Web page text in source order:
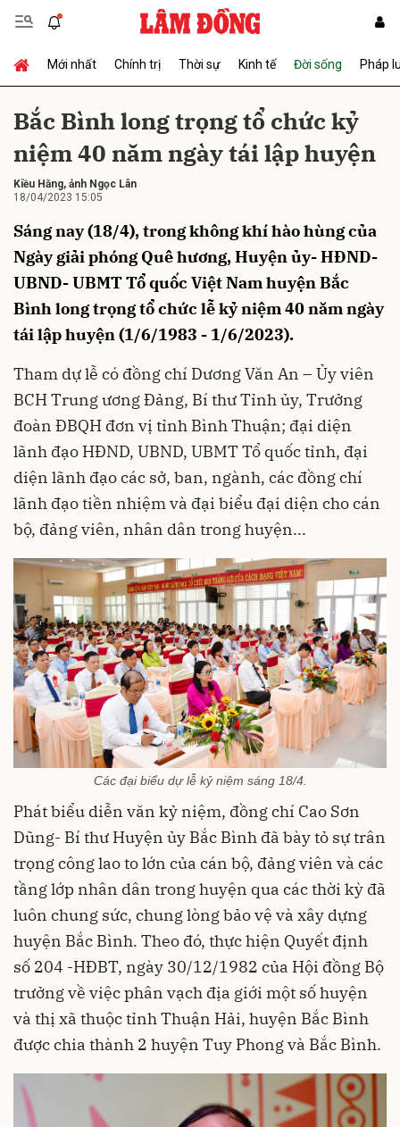
Mới nhất Chính trị Thời sự Kinh tế Đời sống Pháp
Bắc Bình long trọng tổ chức kỷ
niệm 40 năm ngày tái lập huyện
Kiều Hằng, ảnh Ngọc Lân
18/04/2023 15:05
Sáng nay (18/4), trong không khí hào hùng của
Ngày giải phóng Quê hương, Huyện ủy- HĐND-
UBND- UBMT Tổ quốc Việt Nam huyện Bắc
Bình long trọng tổ chức lễ kỷ niệm 40 năm ngày
tái lập huyện (1/6/1983 - 1/6/2023).
Tham dự lễ có đồng chí Dương Văn An – Ủy viên
BCH Trung ương Đảng, Bí thư Tỉnh ủy, Trưởng
đoàn ĐBQH đơn vị tỉnh Bình Thuận; đại diện
lãnh đạo HĐND, UBND, UBMT Tổ quốc tỉnh, đại
diện lãnh đạo các sở, ban, ngành, các đồng chí
lãnh đạo tiền nhiệm và đại biểu đại diện cho cán
bộ, đảng viên, nhân dân trong huyện...
Các đại biểu dự lễ kỷ niệm sáng 18/4.
Phát biểu diễn văn kỷ niệm, đồng chí Cao Sơn
Dũng- Bí thư Huyện ủy Bắc Bình đã bày tỏ sự trân
trọng công lao to lớn của cán bộ, đảng viên và các
tầng lớp nhân dân trong huyện qua các thời kỳ đã
luôn chung sức, chung lòng bảo vệ và xây dựng
huyện Bắc Bình. Theo đó, thực hiện Quyết định
số 204 -HĐBT, ngày 30/12/1982 của Hội đồng Bộ
trưởng về việc phân vạch địa giới một số huyện
và thị xã thuộc tỉnh Thuận Hải, huyện Bắc Bình
được chia thành 2 huyện Tuy Phong và Bắc Bình.
Gửi bình luận
Hủy